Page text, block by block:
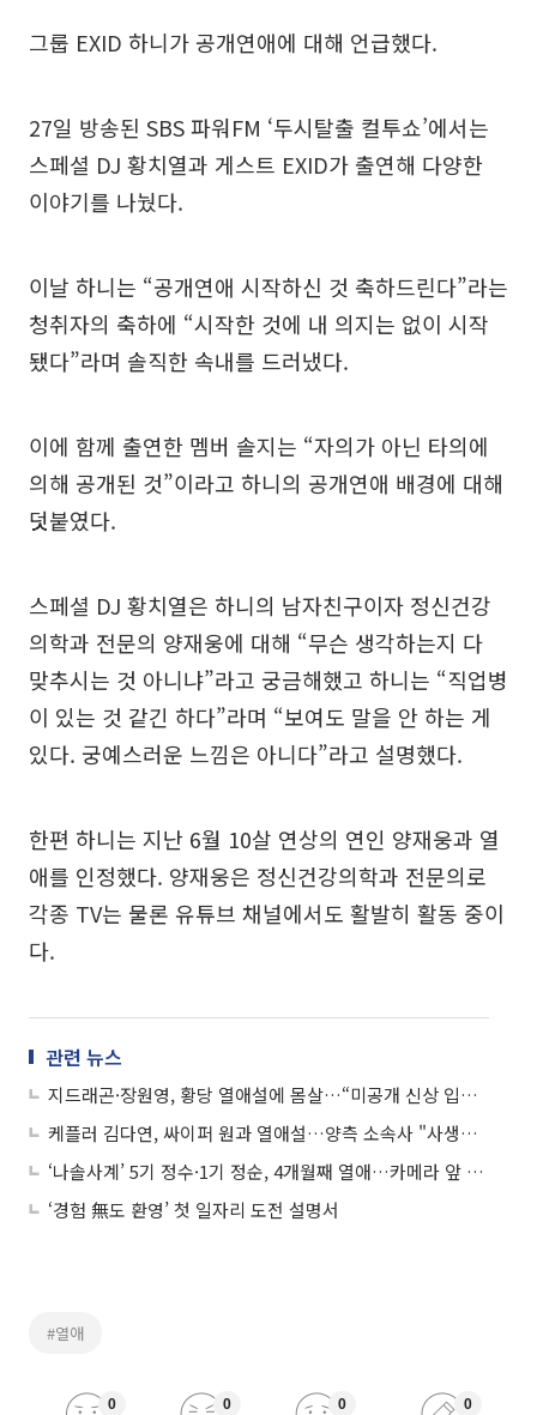
그룹 EXID 하니가 공개연애에 대해 언급했다.
27일 방송된 SBS 파워FM ‘두시탈출 컬투쇼’에서는
스페셜 DJ 황치열과 게스트 EXID가 출연해 다양한
이야기를 나눴다.
이날 하니는 “공개연애 시작하신 것 축하드린다”라는
청취자의 축하에 “시작한 것에 내 의지는 없이 시작
됐다”라며 솔직한 속내를 드러냈다.
이에 함께 출연한 멤버 솔지는 “자의가 아닌 타의에
의해 공개된 것”이라고 하니의 공개연애 배경에 대해
덧붙였다.
스페셜 DJ 황치열은 하니의 남자친구이자 정신건강
의학과 전문의 양재웅에 대해 “무슨 생각하는지 다
맞추시는 것 아니냐”라고 궁금해했고 하니는 “직업병
이 있는 것 같긴 하다”라며 “보여도 말을 안 하는 게
있다. 궁예스러운 느낌은 아니다”라고 설명했다.
한편 하니는 지난 6월 10살 연상의 연인 양재웅과 열
애를 인정했다. 양재웅은 정신건강의학과 전문의로
각종 TV는 물론 유튜브 채널에서도 활발히 활동 중이
다.
관련 뉴스
지드래곤·장원영, 황당 열애설에 몸살…“미공개 신상 입었을 뿐”
케플러 김다연, 싸이퍼 원과 열애설…양측 소속사 "사생활이라 확인 불가"
‘나솔사계’ 5기 정수·1기 정순, 4개월째 열애…카메라 앞 과감한 애정행각
‘경험 無도 환영’ 첫 일자리 도전 설명서
#열애
0 0 0 0